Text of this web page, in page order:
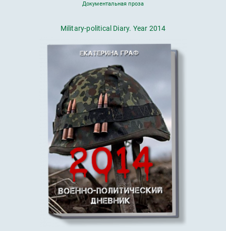
Документальная проза
Military-political Diary. Year 2014